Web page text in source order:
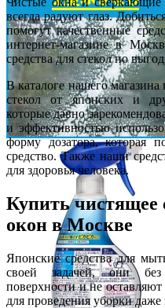
всегда радуют глаз.
помогут качественные
интернет-магазине в
средства для стекол по
В каталоге нашего магазина
стекол от японских и
которые давно
и эффективностью
форму дозатора, которая
средство. Также наши
для здоровья человека.
Купить чистящее
окон в Москве
Японские средства для
своей задачей, они
поверхности и не
для проведения уборки даже